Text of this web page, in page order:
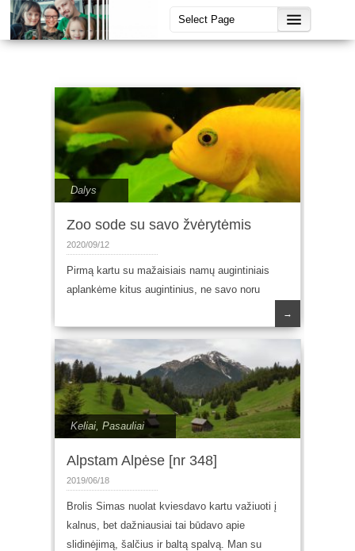
Dalys
Zoo sode su savo žvėrytėmis
2020/09/12
Pirmą kartu su mažaisiais namų augintiniais
aplankėme kitus augintinius, ne savo noru
→
Keliai Pasauliai
Alpstam Alpėse [nr 348]
2019/06/18
Brolis Simas nuolat kviesdavo kartu važiuoti į
kalnus, bet dažniausiai tai būdavo apie
slidinėjimą, šalčius ir baltą spalvą. Man su